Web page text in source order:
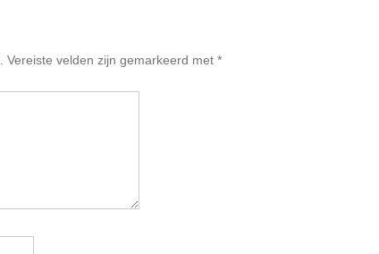
Vereiste velden zijn gemarkeerd met *